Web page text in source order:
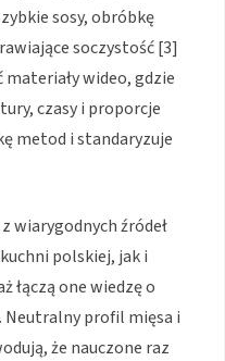
sosy, obróbkę
soczystość [3]
wideo, gdzie
czasy i proporcje
metod i standaryzuje
wiarygodnych źródeł
polskiej, jak i
łączą one wiedzę o
Neutralny profil mięsa i
że nauczone raz